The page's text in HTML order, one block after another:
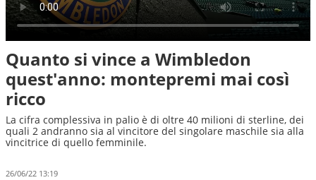
Quanto si vince a Wimbledon
quest'anno: montepremi mai così
ricco
La cifra complessiva in palio è di oltre 40 milioni di sterline, dei
quali 2 andranno sia al vincitore del singolare maschile sia alla
vincitrice di quello femminile.
26/06/22 13:19